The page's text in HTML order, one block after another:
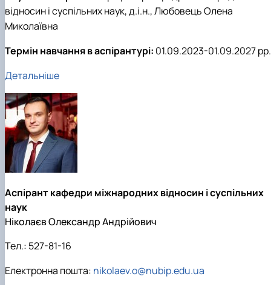
відносин і суспільних наук, д.і.н., Любовець Олена
Миколаївна
Термін навчання в аспірантурі: 01.09.2023-01.09.2027 рр.
Детальніше
Аспірант кафедри міжнародних відносин і суспільних
наук
Ніколаєв Олександр Андрійович
Тел.: 527-81-16
Електронна пошта: nikolaev.o@nubip.edu.ua